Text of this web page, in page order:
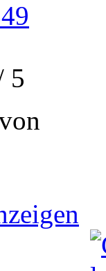
5